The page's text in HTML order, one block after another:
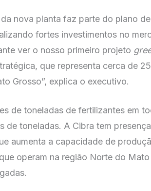
nova planta faz parte do plano
fortes investimentos no
ver o nosso primeiro projeto
que representa cerca de
Grosso”, explica o executivo.
de toneladas de fertilizantes em
toneladas. A Cibra tem
aumenta a capacidade de
operam na região Norte do